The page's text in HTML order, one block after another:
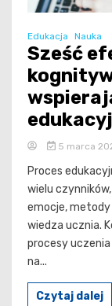
Edukacja Nauka
Sześć
5 marca
Proces
wielu
emocje, metody
wiedza ucznia.
procesy
na...
Czytaj dalej